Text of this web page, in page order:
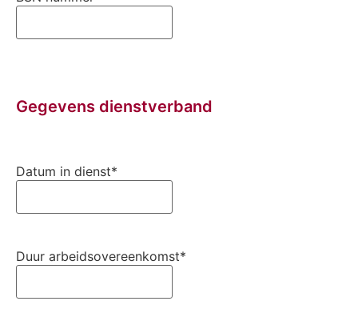
Gegevens dienstverband
Datum in dienst*
Duur arbeidsovereenkomst*